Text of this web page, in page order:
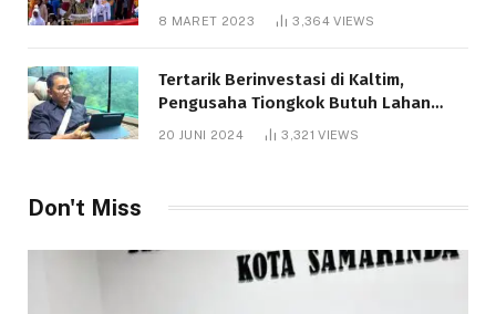
8 MARET 2023 3,364VIEWS
Tertarik Berinvestasi di Kaltim,
Pengusaha Tiongkok Butuh Lahan
1.000 Hektare
20 JUNI 2024 3,321VIEWS
Don't Miss